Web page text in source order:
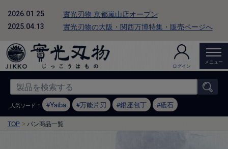
2026.01.25 實光刃物 京都嵐山店オープン
2025.04.13 實光刃物の大阪・関西万博特集・販売ページへ
ログイン
メニュー
人気ワード ： Yaiba 万能片刃 銀座包丁 砥石
TOP パン商品一覧